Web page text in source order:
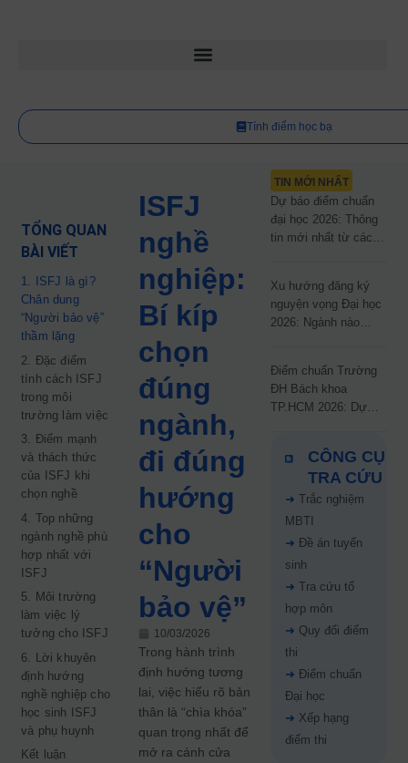
Tính điểm học bạ
TỔNG QUAN
BÀI VIẾT
1. ISFJ là gì?
Chân dung
“Người bảo vệ”
thầm lặng
2. Đặc điểm
tính cách ISFJ
trong môi
trường làm việc
3. Điểm mạnh
và thách thức
của ISFJ khi
chọn nghề
4. Top những
ngành nghề phù
hợp nhất với
ISFJ
5. Môi trường
làm việc lý
tưởng cho ISFJ
6. Lời khuyên
định hướng
nghề nghiệp cho
học sinh ISFJ
và phụ huynh
Kết luận
ISFJ
nghề
nghiệp:
Bí kíp
chọn
đúng
ngành,
đi đúng
hướng
cho
“Người
bảo vệ”
10/03/2026
Trong hành trình
định hướng tương
lai, việc hiểu rõ bản
thân là “chìa khóa”
quan trọng nhất để
mở ra cánh cửa
TIN MỚI NHẤT
Dự báo điểm chuẩn
đại học 2026: Thông
tin mới nhất từ các
Xu hướng đăng ký
nguyện vọng Đại học
2026: Ngành nào
Điểm chuẩn Trường
ĐH Bách khoa
TP.HCM 2026: Dự
67%
CÔNG CỤ
TRA CỨU
➜ Trắc nghiệm
MBTI
➜ Đề án tuyển
sinh
➜ Tra cứu tổ
hợp môn
➜ Quy đổi điểm
thi
➜ Điểm chuẩn
Đại học
➜ Xếp hạng
điểm thi